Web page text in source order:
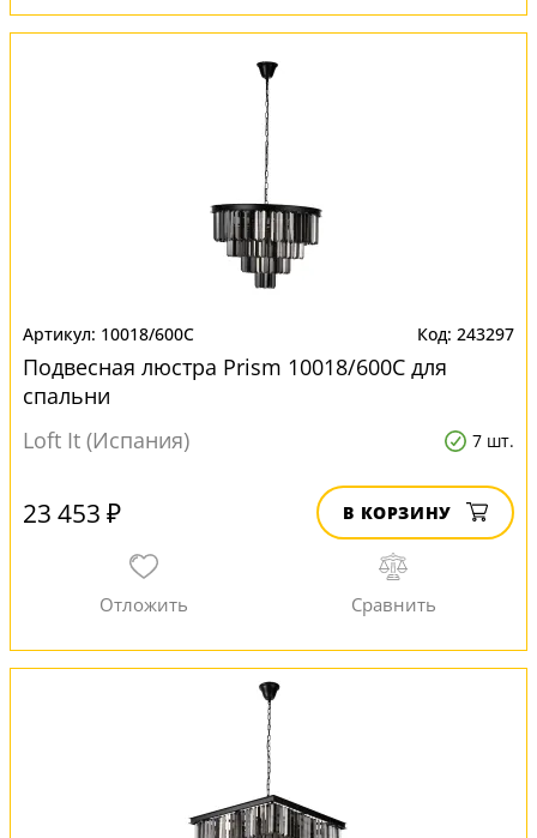
10018/600C 243297
Подвесная люстра Prism 10018/600C для
спальни
Loft It (Испания)
7 шт.
23 453 ₽ В КОРЗИНУ